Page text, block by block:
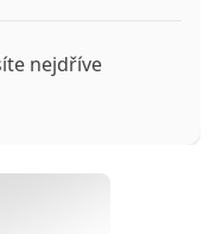
nejdříve